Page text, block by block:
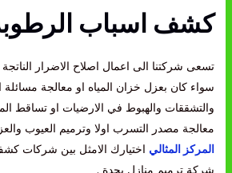
كشف اسباب
تسعى شركتنا الى اعمال اصلاح الاضرار
سواء كان بعزل خزان المياه او معالجة مسائلة
والتشققات والهبوط في الارضيات او تساقط
معالجة مصدر التسرب اولا وترميم العيوب
المركز المثالي اختيارك الامثل بين شركات